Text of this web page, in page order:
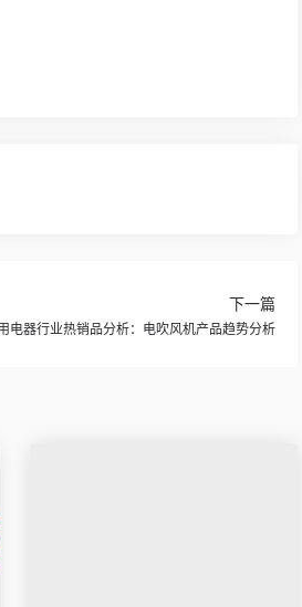
下一篇
电器行业热销品分析：电吹风机产品趋势分析